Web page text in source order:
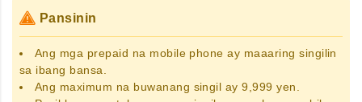
Pansinin
Ang mga prepaid na mobile phoneay maaaring singilin
sa ibang bansa.
Ang maximum na buwanang singil ay 9,999 yen.